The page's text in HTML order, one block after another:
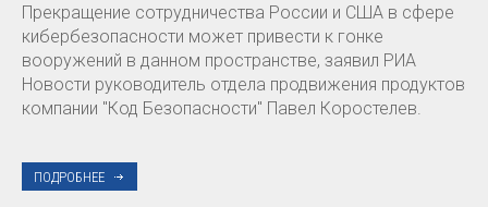
Прекращение сотрудничества России и США в сфере
кибербезопасности может привести к гонке
вооружений в данном пространстве, заявил РИА
Новости руководитель отдела продвижения продуктов
компании "Код Безопасности" Павел Коростелев.
ПОДРОБНЕЕ